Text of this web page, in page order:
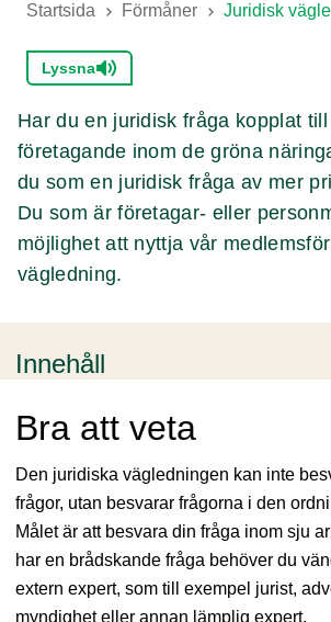
Startsida Förmåner Juridisk
Lyssna
Har du en juridisk fråga kopplat
företagande inom de gröna
du som en juridisk fråga av mer
Du som är företagar- eller
möjlighet att nyttja vår
vägledning.
Innehåll
Bra att veta
Den juridiska vägledningen kan inte
frågor, utan besvarar frågorna i den
Målet är att besvara din fråga inom sju
har en brådskande fråga behöver du
extern expert, som till exempel jurist,
myndighet eller annan lämplig expert.